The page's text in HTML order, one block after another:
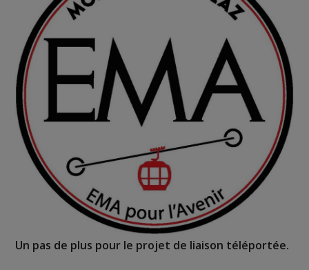
Un pas de plus pour le projet de liaison téléportée.